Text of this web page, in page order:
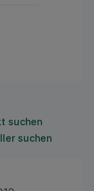
suchen
suchen